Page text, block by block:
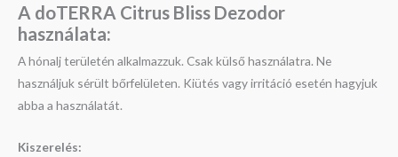
A doTERRA Citrus Bliss Dezodor
használata:
A hónalj területén alkalmazzuk. Csak külső használatra. Ne
használjuk sérült bőrfelületen. Kiütés vagy irritáció esetén hagyjuk
abba a használatát.
Kiszerelés: